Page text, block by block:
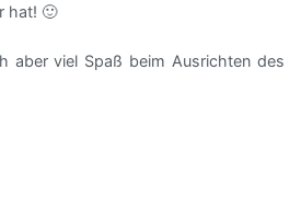
hat! 🙂
aber viel Spaß beim Ausrichten des